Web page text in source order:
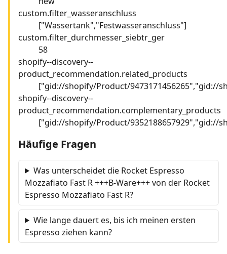
custom.filter_wasseranschluss
["Wassertank","Festwasseranschluss"]
custom.filter_durchmesser_siebtr_ger
58
shopify--discovery--
product_recommendation.related_products
["gid://shopify/Product/9473171456265","gid://
shopify--discovery--
product_recommendation.complementary_products
["gid://shopify/Product/9352188657929","gid://
Häufige Fragen
Was unterscheidet die Rocket Espresso
Mozzafiato Fast R +++B-Ware+++ von der Rocket
Espresso Mozzafiato Fast R?
Wie lange dauert es, bis ich meinen ersten
Espresso ziehen kann?